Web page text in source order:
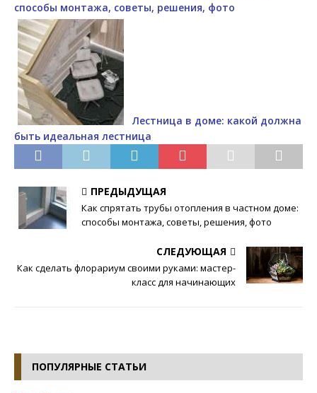
способы монтажа, советы, решения, фото
Лестница в доме: какой должна
быть идеальная лестница
ПРЕДЫДУЩАЯ
Как спрятать трубы отопления в частном доме:
способы монтажа, советы, решения, фото
СЛЕДУЮЩАЯ
Как сделать флорариум своими руками: мастер-
класс для начинающих
ПОПУЛЯРНЫЕ СТАТЬИ